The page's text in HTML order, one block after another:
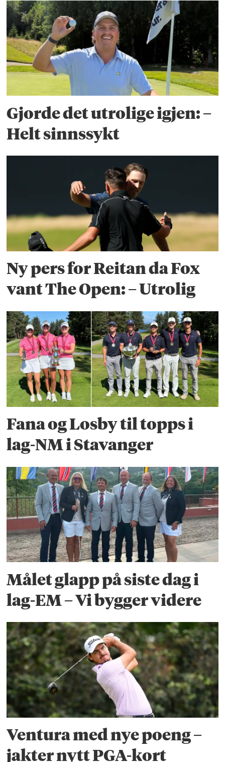
Gjorde det utrolige igjen: –
Helt sinnssykt
Ny pers for Reitan da Fox
vant The Open: – Utrolig
Fana og Losby til topps i
lag-NM i Stavanger
Målet glapp på siste dag i
lag-EM – Vi bygger videre
Ventura med nye poeng –
jakter nytt PGA-kort